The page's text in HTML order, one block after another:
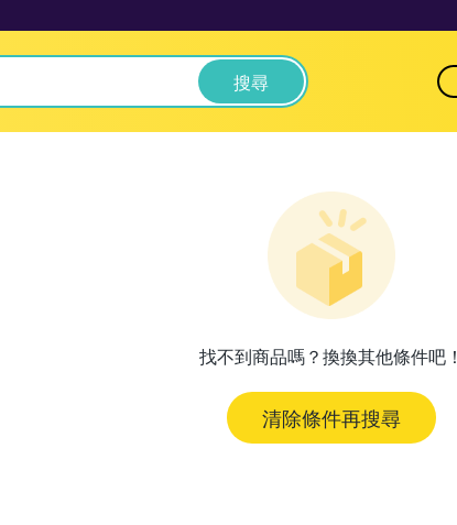
搜尋
找不到商品嗎？換換其他條件吧！
清除條件再搜尋